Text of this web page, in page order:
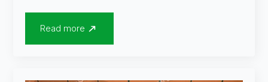
Read more